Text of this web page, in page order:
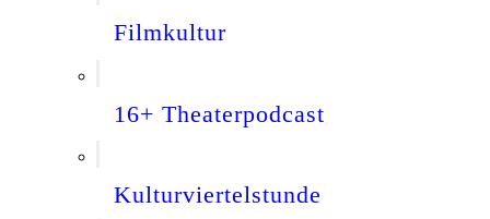
Filmkultur
16+ Theaterpodcast
Kulturviertelstunde